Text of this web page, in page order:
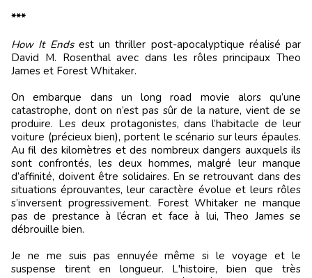
***
How It Endsest un thriller post-apocalyptique réalisé par
David M. Rosenthal avec dans les rôles principaux Theo
James et Forest Whitaker.
On embarque dans un long road movie alors qu’une
catastrophe, dont on n’est pas sûr de la nature, vient de se
produire. Les deux protagonistes, dans l’habitacle de leur
voiture (précieux bien), portent le scénario sur leurs épaules.
Au fil des kilomètres et des nombreux dangers auxquels ils
sont confrontés, les deux hommes, malgré leur manque
d’affinité, doivent être solidaires. En se retrouvant dans des
situations éprouvantes, leur caractère évolue et leurs rôles
s’inversent progressivement. Forest Whitaker ne manque
pas de prestance à l’écran et face à lui, Theo James se
débrouille bien.
Je ne me suis pas ennuyée même si le voyage et le
suspense tirent en longueur. L'histoire, bien que très